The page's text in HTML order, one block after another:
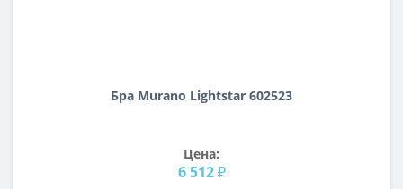
Бра Murano Lightstar 602523
Цена:
6 512 ₽